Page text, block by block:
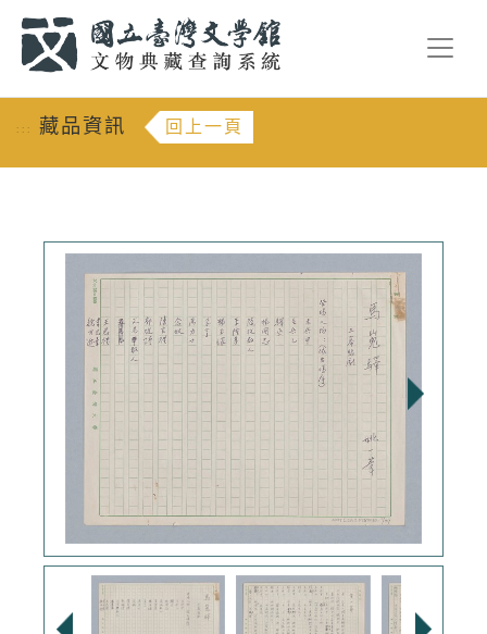
::: 藏品資訊 回上一頁